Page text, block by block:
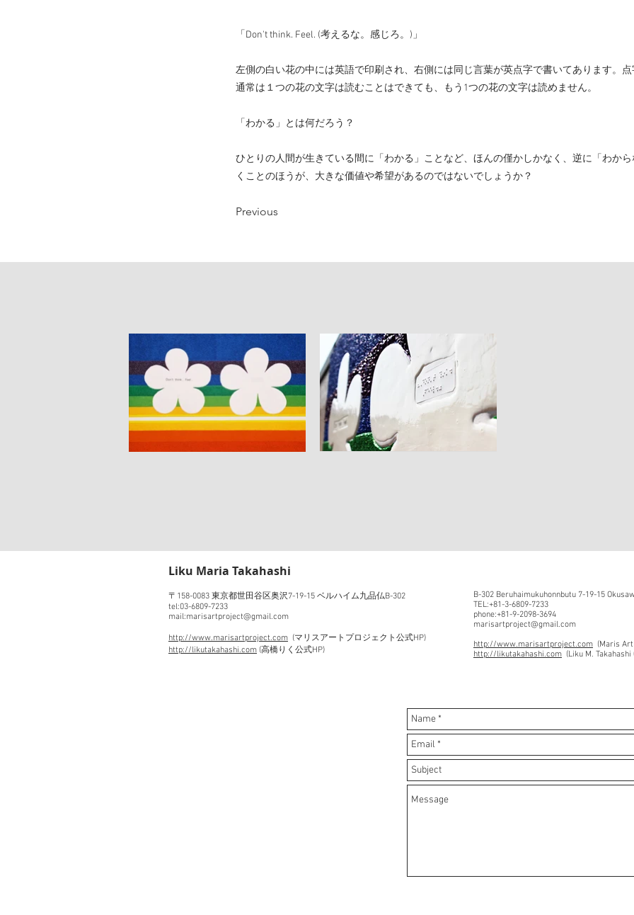
「Don't think. Feel. (考えるな。感じろ。)」
左側の白い花の中には英語で印刷され、右側には同じ言葉が英点字で書いてあります。点
通常は１つの花の文字は読むことはできても、もう1つの花の文字は読めません。
「わかる」とは何だろう？
ひとりの人間が生きている間に「わかる」ことなど、ほんの僅かしかなく、逆に「わか
くことのほうが、大きな価値や希望があるのではないでしょうか？
Previous
​Liku Maria Takahashi
〒158-0083 東京都世田谷区奥沢7-19-15 ベルハイム九品仏B-302
tel:03-6809-7233
mail:marisartproject@gmail.com
http://www.marisartproject.com (マリスアートプロジェクト公式HP)
http://likutakahashi.com (高橋りく公式HP)
B-302 Beruhaimukuhonnbutu 7-19-15
TEL:+81-3-6809-7233
phone:+81-9-2098-3694
marisartproject@gmail.com
http://www.marisartproject.com (Maris
http://likutakahashi.com (Liku M.